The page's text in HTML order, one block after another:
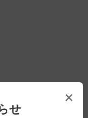
×
せ